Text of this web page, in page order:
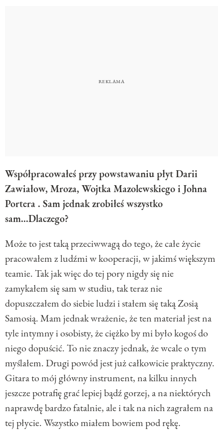
Współpracowałeś przy powstawaniu płyt Darii
Zawiałow, Mroza, Wojtka Mazolewskiego i Johna
Portera . Sam jednak zrobiłeś wszystko
sam...Dlaczego?
Może to jest taką przeciwwagą do tego, że całe życie
pracowałem z ludźmi w kooperacji, w jakimś większym
teamie. Tak jak więc do tej pory nigdy się nie
zamykałem się sam w studiu, tak teraz nie
dopuszczałem do siebie ludzi i stałem się taką Zosią
Samosią. Mam jednak wrażenie, że ten materiał jest na
tyle intymny i osobisty, że ciężko by mi było kogoś do
niego dopuścić. To nie znaczy jednak, że wcale o tym
myślałem. Drugi powód jest już całkowicie praktyczny.
Gitara to mój główny instrument, na kilku innych
jeszcze potrafię grać lepiej bądź gorzej, a na niektórych
naprawdę bardzo fatalnie, ale i tak na nich zagrałem na
tej płycie. Wszystko miałem bowiem pod rękę.